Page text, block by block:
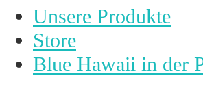
Unsere Produkte
Store
Blue Hawaii in der